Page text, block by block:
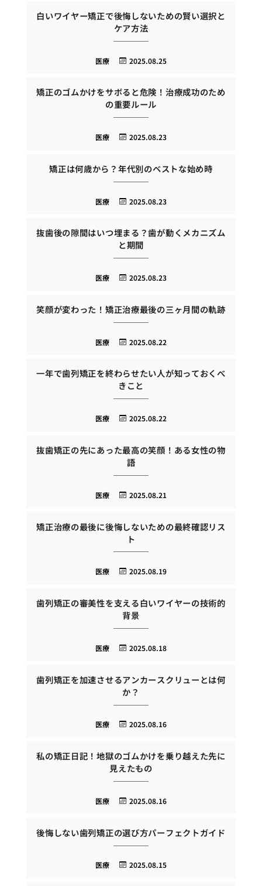
白いワイヤー矯正で後悔しないための賢い選択と
ケア方法
2025.08.25
医療
矯正のゴムかけをサボると危険！治療成功のため
の重要ルール
2025.08.23
医療
矯正は何歳から？年代別のベストな始め時
2025.08.23
医療
抜歯後の隙間はいつ埋まる？歯が動くメカニズム
と期間
2025.08.23
医療
笑顔が変わった！矯正治療最後の三ヶ月間の軌跡
2025.08.22
医療
一年で歯列矯正を終わらせたい人が知っておくべ
きこと
2025.08.22
医療
抜歯矯正の先にあった最高の笑顔！ある女性の物
語
2025.08.21
医療
矯正治療の最後に後悔しないための最終確認リス
ト
2025.08.19
医療
歯列矯正の審美性を支える白いワイヤーの技術的
背景
2025.08.18
医療
歯列矯正を加速させるアンカースクリューとは何
か？
2025.08.16
医療
私の矯正日記！地獄のゴムかけを乗り越えた先に
見えたもの
2025.08.16
医療
後悔しない歯列矯正の選び方パーフェクトガイド
2025.08.15
医療